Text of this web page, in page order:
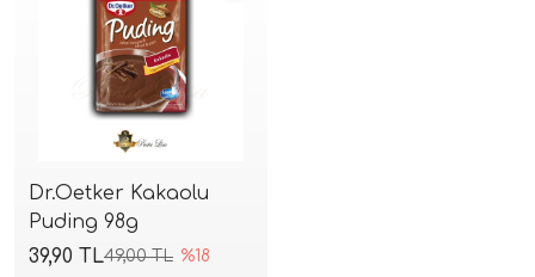
Dr.Oetker Kakaolu
Puding 98g
49,00 TL %18
39,90 TL